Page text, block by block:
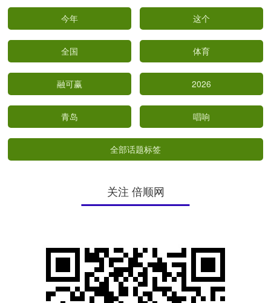
今年 这个
全国 体育
融可赢 2026
青岛 唱响
全部话题标签
关注 倍顺网